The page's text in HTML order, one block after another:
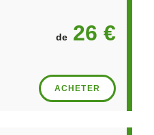
de 26 €
ACHETER